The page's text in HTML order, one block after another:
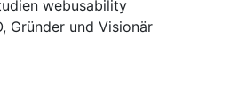
Gründer und Visionär